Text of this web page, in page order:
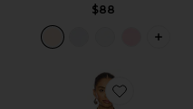
$88
Favorite